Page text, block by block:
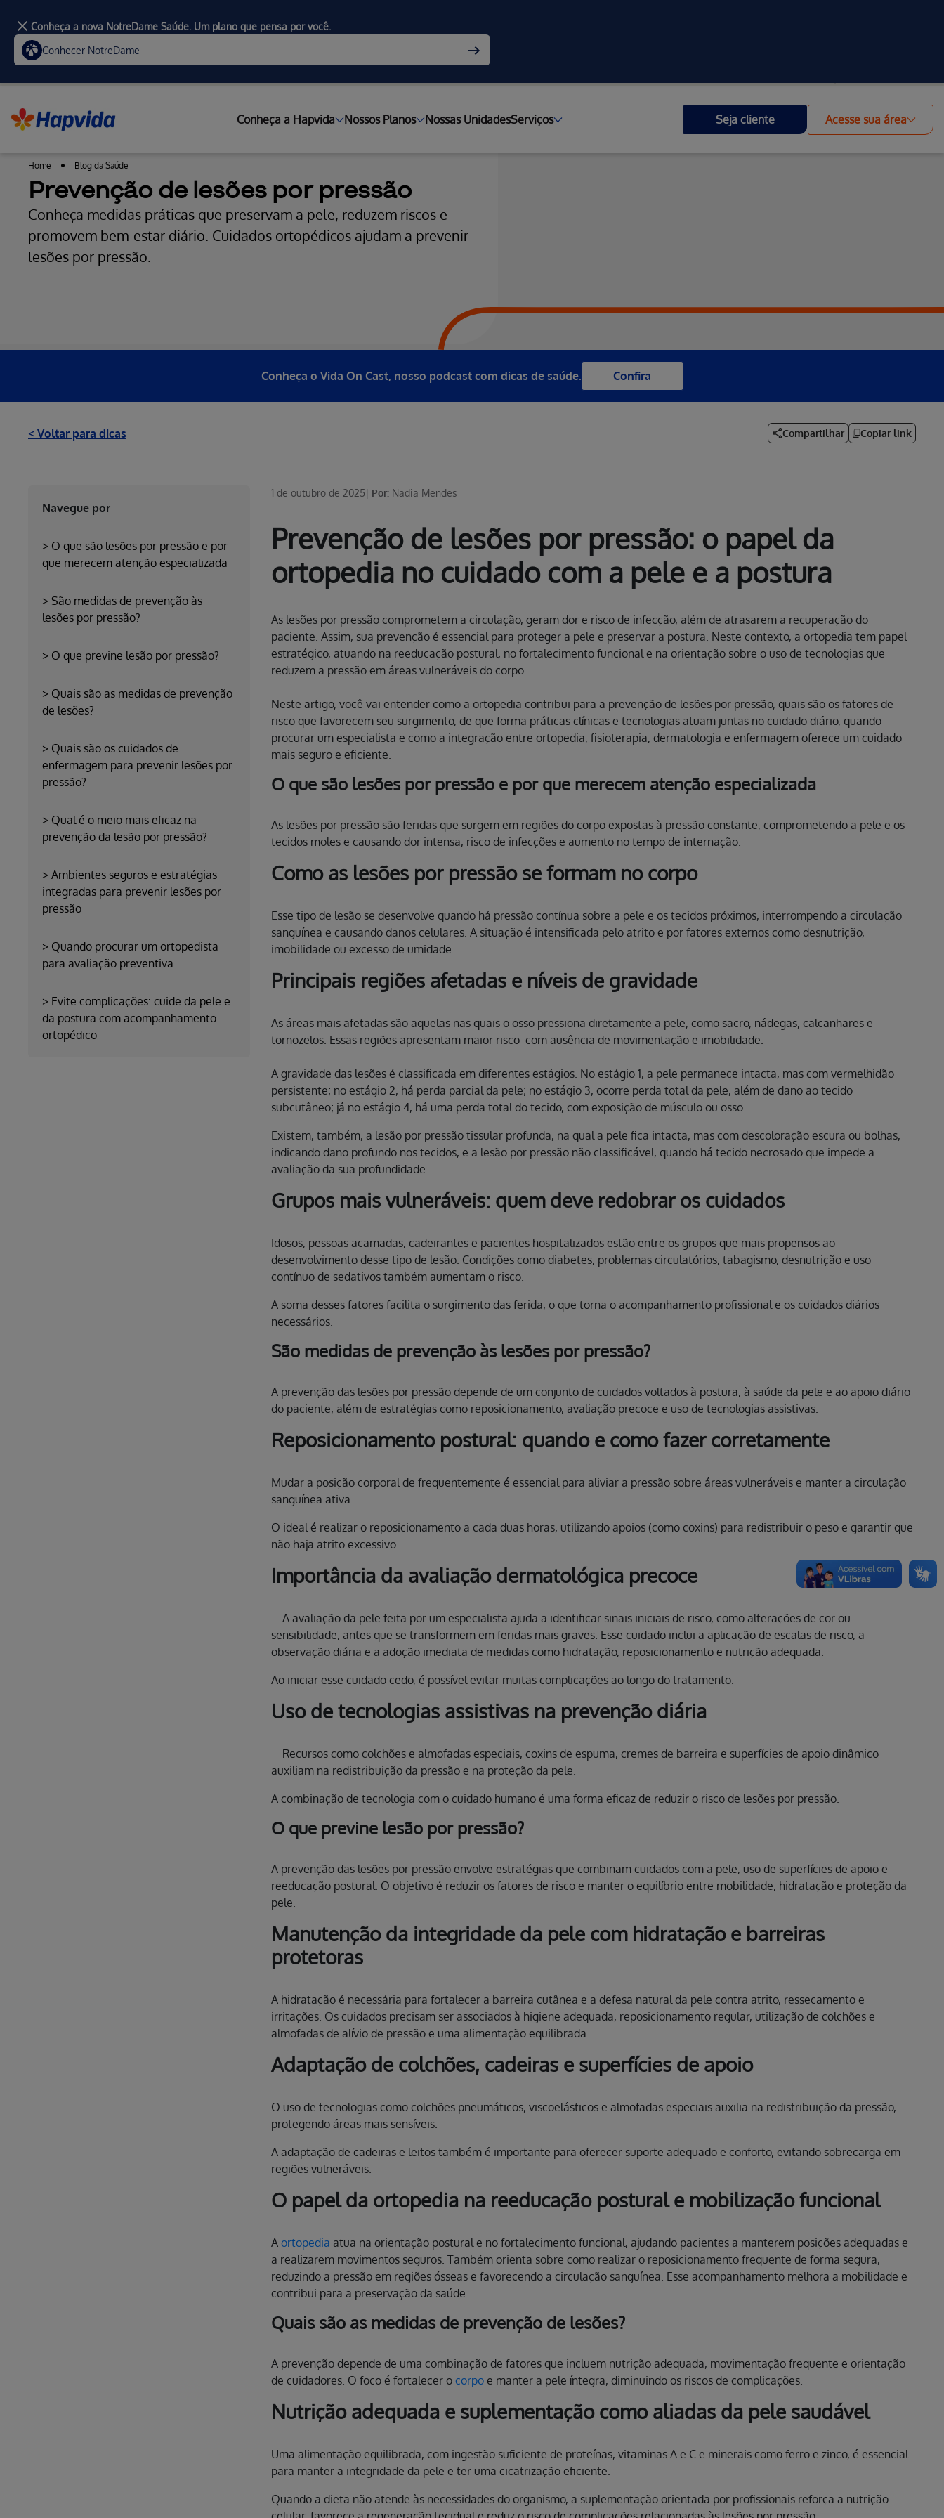
Conheça a Hapvida Nossos Planos Nossas UnidadesServiços Seja cliente Acesse sua área
Conheça a nova NotreDame Saúde. Um plano que pensa por você.
Conhecer NotreDame
Home Blog da Saúde
Prevenção de lesões por pressão
Conheça medidas práticas que preservam a pele, reduzem riscos e
promovem bem-estar diário. Cuidados ortopédicos ajudam a prevenir
lesões por pressão.
Conheça o Vida On Cast, nosso podcast com dicas de saúde. Confira
< Voltar para dicas Compartilhar Copiar link
Navegue por
> O que são lesões por pressão e por
que merecem atenção especializada
> São medidas de prevenção às
lesões por pressão?
> O que previne lesão por pressão?
> Quais são as medidas de prevenção
de lesões?
> Quais são os cuidados de
enfermagem para prevenir lesões por
pressão?
> Qual é o meio mais eficaz na
prevenção da lesão por pressão?
> Ambientes seguros e estratégias
integradas para prevenir lesões por
pressão
> Quando procurar um ortopedista
para avaliação preventiva
> Evite complicações: cuide da pele e
da postura com acompanhamento
ortopédico
1 de outubro de 2025| Por: Nadia Mendes
Prevenção de lesões por pressão: o papel da
ortopedia no cuidado com a pele e a postura
As lesões por pressão comprometem a circulação, geram dor e risco de infecção, além de atrasarem a recuperação do
paciente. Assim, sua prevenção é essencial para proteger a pele e preservar a postura. Neste contexto, a ortopedia tem papel
estratégico, atuando na reeducação postural, no fortalecimento funcional e na orientação sobre o uso de tecnologias que
reduzem a pressão em áreas vulneráveis do corpo.
Neste artigo, você vai entender como a ortopedia contribui para a prevenção de lesões por pressão, quais são os fatores de
risco que favorecem seu surgimento, de que forma práticas clínicas e tecnologias atuam juntas no cuidado diário, quando
procurar um especialista e como a integração entre ortopedia, fisioterapia, dermatologia e enfermagem oferece um cuidado
mais seguro e eficiente.
O que são lesões por pressão e por que merecem atenção especializada
As lesões por pressão são feridas que surgem em regiões do corpo expostas à pressão constante, comprometendo a pele e os
tecidos moles e causando dor intensa, risco de infecções e aumento no tempo de internação.
Como as lesões por pressão se formam no corpo
Esse tipo de lesão se desenvolve quando há pressão contínua sobre a pele e os tecidos próximos, interrompendo a circulação
sanguínea e causando danos celulares. A situação é intensificada pelo atrito e por fatores externos como desnutrição,
imobilidade ou excesso de umidade.
Principais regiões afetadas e níveis de gravidade
As áreas mais afetadas são aquelas nas quais o osso pressiona diretamente a pele, como sacro, nádegas, calcanhares e
tornozelos. Essas regiões apresentam maior risco com ausência de movimentação e imobilidade.
A gravidade das lesões é classificada em diferentes estágios. No estágio 1, a pele permanece intacta, mas com vermelhidão
persistente; no estágio 2, há perda parcial da pele; no estágio 3, ocorre perda total da pele, além de dano ao tecido
subcutâneo; já no estágio 4, há uma perda total do tecido, com exposição de músculo ou osso.
Existem, também, a lesão por pressão tissular profunda, na qual a pele fica intacta, mas com descoloração escura ou bolhas,
indicando dano profundo nos tecidos, e a lesão por pressão não classificável, quando há tecido necrosado que impede a
avaliação da sua profundidade.
Grupos mais vulneráveis: quem deve redobrar os cuidados
Idosos, pessoas acamadas, cadeirantes e pacientes hospitalizados estão entre os grupos que mais propensos ao
desenvolvimento desse tipo de lesão. Condições como diabetes, problemas circulatórios, tabagismo, desnutrição e uso
contínuo de sedativos também aumentam o risco.
A soma desses fatores facilita o surgimento das ferida, o que torna o acompanhamento profissional e os cuidados diários
necessários.
São medidas de prevenção às lesões por pressão?
A prevenção das lesões por pressão depende de um conjunto de cuidados voltados à postura, à saúde da pele e ao apoio diário
do paciente, além de estratégias como reposicionamento, avaliação precoce e uso de tecnologias assistivas.
Reposicionamento postural: quando e como fazer corretamente
Mudar a posição corporal de frequentemente é essencial para aliviar a pressão sobre áreas vulneráveis e manter a circulação
sanguínea ativa.
O ideal é realizar o reposicionamento a cada duas horas, utilizando apoios (como coxins) para redistribuir o peso e garantir que
não haja atrito excessivo.
Importância da avaliação dermatológica precoce
A avaliação da pele feita por um especialista ajuda a identificar sinais iniciais de risco, como alterações de cor ou
sensibilidade, antes que se transformem em feridas mais graves. Esse cuidado inclui a aplicação de escalas de risco, a
observação diária e a adoção imediata de medidas como hidratação, reposicionamento e nutrição adequada.
Ao iniciar esse cuidado cedo, é possível evitar muitas complicações ao longo do tratamento.
Uso de tecnologias assistivas na prevenção diária
Recursos como colchões e almofadas especiais, coxins de espuma, cremes de barreira e superfícies de apoio dinâmico
auxiliam na redistribuição da pressão e na proteção da pele.
A combinação de tecnologia com o cuidado humano é uma forma eficaz de reduzir o risco de lesões por pressão.
O que previne lesão por pressão?
A prevenção das lesões por pressão envolve estratégias que combinam cuidados com a pele, uso de superfícies de apoio e
reeducação postural. O objetivo é reduzir os fatores de risco e manter o equilíbrio entre mobilidade, hidratação e proteção da
pele.
Manutenção da integridade da pele com hidratação e barreiras
protetoras
A hidratação é necessária para fortalecer a barreira cutânea e a defesa natural da pele contra atrito, ressecamento e
irritações. Os cuidados precisam ser associados à higiene adequada, reposicionamento regular, utilização de colchões e
almofadas de alívio de pressão e uma alimentação equilibrada.
Adaptação de colchões, cadeiras e superfícies de apoio
O uso de tecnologias como colchões pneumáticos, viscoelásticos e almofadas especiais auxilia na redistribuição da pressão,
protegendo áreas mais sensíveis.
A adaptação de cadeiras e leitos também é importante para oferecer suporte adequado e conforto, evitando sobrecarga em
regiões vulneráveis.
O papel da ortopedia na reeducação postural e mobilização funcional
Aortopedia atua na orientação postural e no fortalecimento funcional, ajudando pacientes a manterem posições adequadas e
a realizarem movimentos seguros. Também orienta sobre como realizar o reposicionamento frequente de forma segura,
reduzindo a pressão em regiões ósseas e favorecendo a circulação sanguínea. Esse acompanhamento melhora a mobilidade e
contribui para a preservação da saúde.
Quais são as medidas de prevenção de lesões?
A prevenção depende de uma combinação de fatores que incluem nutrição adequada, movimentação frequente e orientação
de cuidadores. O foco é fortalecer ocorpo e manter a pele íntegra, diminuindo os riscos de complicações.
Nutrição adequada e suplementação como aliadas da pele saudável
Uma alimentação equilibrada, com ingestão suficiente de proteínas, vitaminas A e C e minerais como ferro e zinco, é essencial
para manter a integridade da pele e ter uma cicatrização eficiente.
Quando a dieta não atende às necessidades do organismo, a suplementação orientada por profissionais reforça a nutrição